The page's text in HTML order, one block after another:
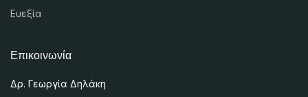
Ευεξία
Επικοινωνία
Δρ. Γεωργία Δηλάκη